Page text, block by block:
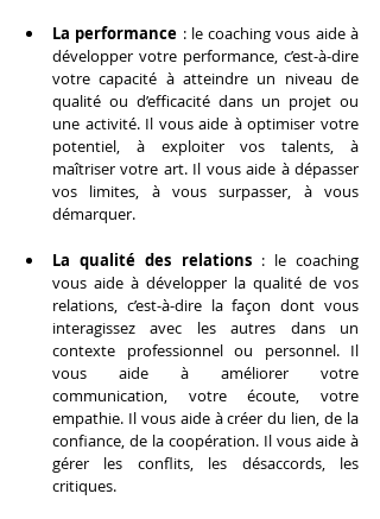
La performance : le coaching vous aide à
développer votre performance, c’est-à-dire
votre capacité à atteindre un niveau de
qualité ou d’efficacité dans un projet ou
une activité. Il vous aide à optimiser votre
potentiel, à exploiter vos talents, à
maîtriser votre art. Il vous aide à dépasser
vos limites, à vous surpasser, à vous
démarquer.
La qualité des relations : le coaching
vous aide à développer la qualité de vos
relations, c’est-à-dire la façon dont vous
interagissez avec les autres dans un
contexte professionnel ou personnel. Il
vous aide à améliorer votre
communication, votre écoute, votre
empathie. Il vous aide à créer du lien, de la
confiance, de la coopération. Il vous aide à
gérer les conflits, les désaccords, les
critiques.